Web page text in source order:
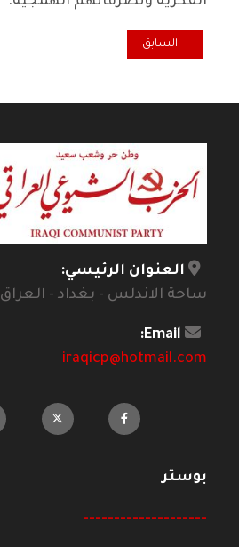
المقال السابق: سنسلمه ترابا
السابق
العنوان الرئيسي:
ساحة الاندلس - بغداد - العراق
Email:
iraqicp@hotmail.com
بوستر
--------------------